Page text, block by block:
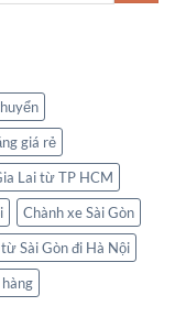
giá rẻ
Lai từ TP HCM
Chành xe Sài Gòn
Sài Gòn đi Hà Nội